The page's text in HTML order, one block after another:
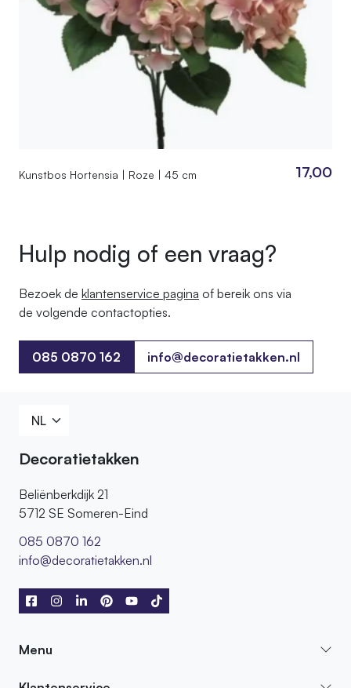
Kunstbos Hortensia | Roze | 45 cm 17,00
Hulp nodig of een vraag?
Bezoek de klantenservice pagina of bereik ons ​​via
de volgende contactopties.
085 0870 162
085 0870 162
info@decoratietakken.nl
Decoratietakken
Beliënberkdijk 21
5712 SE Someren-Eind
085 0870 162
info@decoratietakken.nl
Menu